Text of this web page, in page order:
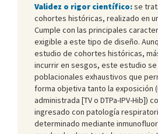
Validez o rigor científico:se
cohortes históricas, realizado en
Cumple con las principales
exigible a este tipo de diseño.
estudio de cohortes históricas,
incurrir en sesgos, este estudio
poblacionales exhaustivos que
forma objetiva tanto la exposición
administrada [TV o DTPa-IPV-Hib])
ingresado con patología
determinado mediante